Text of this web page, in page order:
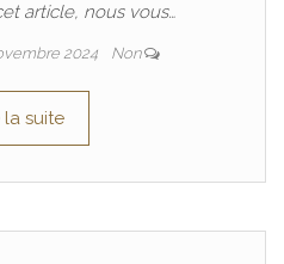
article, nous vous…
2024 Non
la suite